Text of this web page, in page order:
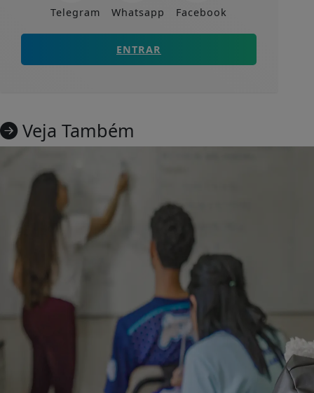
Telegram Whatsapp Facebook
ENTRAR
Veja Também